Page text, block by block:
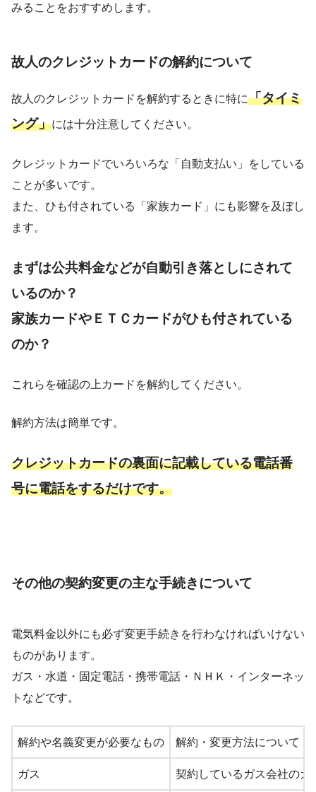
みることをおすすめします。
故人のクレジットカードの解約について
故人のクレジットカードを解約するときに特に「タイミ
ング」には十分注意してください。
クレジットカードでいろいろな「自動支払い」をしている
ことが多いです。
また、ひも付されている「家族カード」にも影響を及ぼし
ます。
まずは公共料金などが自動引き落としにされて
いるのか？
家族カードやＥＴＣカードがひも付されている
のか？
これらを確認の上カードを解約してください。
解約方法は簡単です。
クレジットカードの裏面に記載している電話番
号に電話をするだけです。
その他の契約変更の主な手続きについて
電気料金以外にも必ず変更手続きを行わなければいけない
ものがあります。
ガス・水道・固定電話・携帯電話・ＮＨＫ・インターネッ
トなどです。
解約や名義変更が必要なもの 解約・変更方法について
ガス 契約しているガス会社のカ